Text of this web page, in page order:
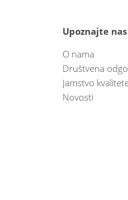
Upoznajte nas
O nama
Društvena
Jamstvo
Novosti